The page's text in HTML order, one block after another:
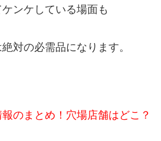
ンケしている場面も
対の必需品になります。
のまとめ！穴場店舗はどこ？